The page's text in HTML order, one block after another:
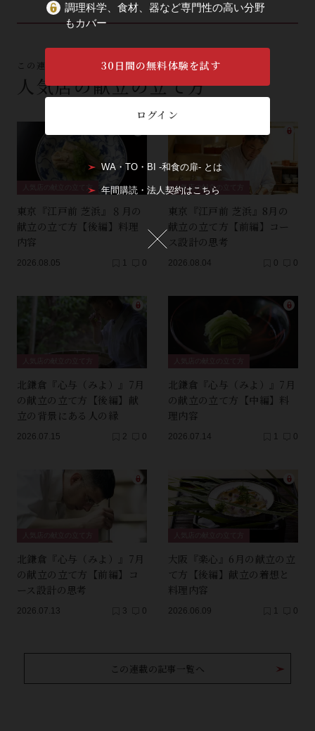
この連載の他の記事
人気店の献立の立て方
人気店の献立の立て方
東京『江戸前 芝浜』８月の
献立の立て方【後編】料理
内容
2026.08.05 1 0
人気店の献立の立て方
東京『江戸前 芝浜』8月の
献立の立て方【前編】コー
ス設計の思考
2026.08.04 0 0
北鎌倉『心与（みよ）』7月
の献立の立て方【後編】献
立の背景にある人の縁
2026.07.15 2 0
北鎌倉『心与（みよ）』7月
の献立の立て方【中編】料
理内容
2026.07.14 1 0
北鎌倉『心与（みよ）』7月
の献立の立て方【前編】コ
ース設計の思考
2026.07.13 3 0
大阪『楽心』6月の献立の立
て方【後編】献立の着想と
料理内容
2026.06.09 1 0
この連載の記事一覧へ
調理科学、食材、器など専門性の高い分野
もカバー
30日間の無料体験を試す
ログイン
WA・TO・BI -和食の扉- とは
年間購読・法人契約はこちら